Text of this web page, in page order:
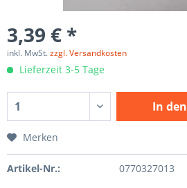
3,39 € *
inkl. MwSt.zzgl. Versandkosten
Lieferzeit 3-5 Tage
In den
Merken
Artikel-Nr.: 0770327013